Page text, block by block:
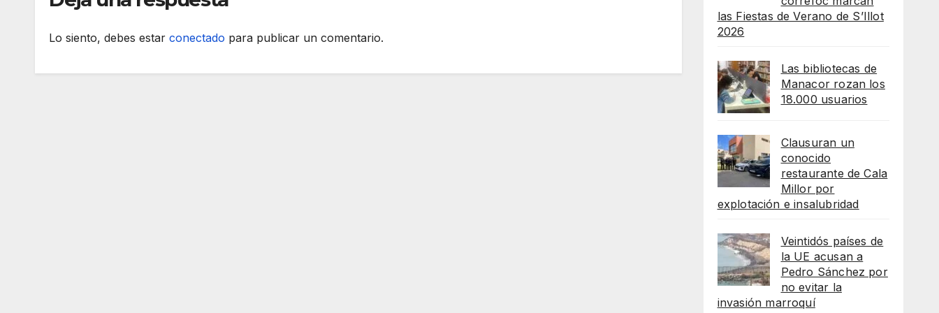
Lo siento, debes estar conectado para publicar un comentario.
las Fiestas de Verano de S’Illot
2026
Las bibliotecas de
Manacor rozan los
18.000 usuarios
Clausuran un
conocido
restaurante de Cala
Millor por
explotación e insalubridad
Veintidós países de
la UE acusan a
Pedro Sánchez por
no evitar la
invasión marroquí